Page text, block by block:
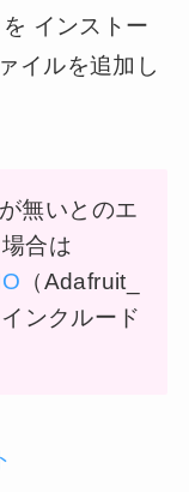
インストー
イルを追加し
無いとのエ
合は
（Adafruit_
ンクルード